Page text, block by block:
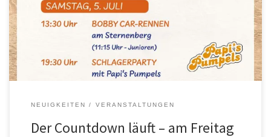
Juli ab 18 Uhr sind Gäste herzlich willkommen. Um 18:30 Uhr
eröffnet eine kleine Besetzung des Musikvereins Oberweier das
NEUIGKEITEN VERANSTALTUNGEN
Der Countdown läuft – am Freitag